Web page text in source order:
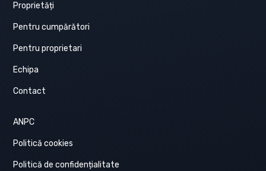
Proprietăți
Pentru cumpărători
Pentru proprietari
Echipa
Contact
ANPC
Politică cookies
Politică de confidențialitate